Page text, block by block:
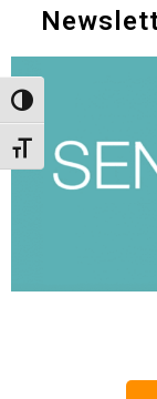
Toggle High Contrast
Toggle Font size